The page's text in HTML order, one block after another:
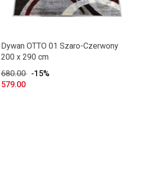
Dywan OTTO 01 Szaro-Czerwony
200 x 290 cm
680.00
-15%
579.00